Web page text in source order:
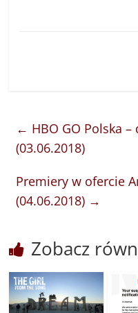
← HBO GO Polska
(03.06.2018)
Premiery w ofercie
(04.06.2018) →
Zobacz